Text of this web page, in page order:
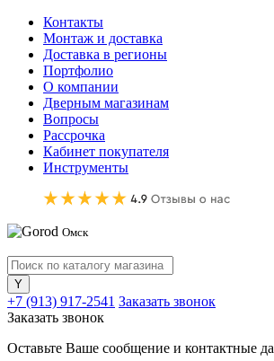
Контакты
Монтаж и доставка
Доставка в регионы
Портфолио
О компании
Дверным магазинам
Вопросы
Рассрочка
Кабинет покупателя
Инструменты
Омск
+7 (913) 917-2541 Заказать звонок
Заказать звонок
Оставьте Ваше сообщение и контактные